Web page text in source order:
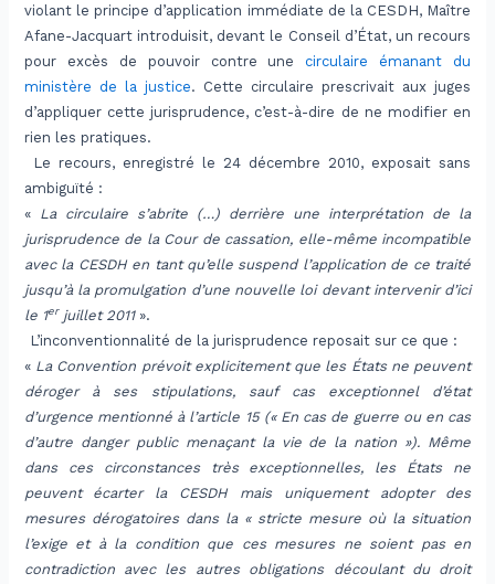
violant le principe d’application immédiate de la CESDH, Maître
Afane-Jacquart introduisit, devant le Conseil d’État, un recours
pour excès de pouvoir contre une circulaire émanant du
ministère de la justice. Cette circulaire prescrivait aux juges
d’appliquer cette jurisprudence, c’est-à-dire de ne modifier en
rien les pratiques.
Le recours, enregistré le 24 décembre 2010, exposait sans
ambiguïté :
« La circulaire s’abrite (…) derrière une interprétation de la
jurisprudence de la Cour de cassation, elle-même incompatible
avec la CESDH en tant qu’elle suspend l’application de ce traité
jusqu’à la promulgation d’une nouvelle loi devant intervenir d’ici
le 1erjuillet 2011».
L’inconventionnalité de la jurisprudence reposait sur ce que :
« La Convention prévoit explicitement que les États ne peuvent
déroger à ses stipulations, sauf cas exceptionnel d’état
d’urgence mentionné à l’article 15 (« En cas de guerre ou en cas
d’autre danger public menaçant la vie de la nation »). Même
dans ces circonstances très exceptionnelles, les États ne
peuvent écarter la CESDH mais uniquement adopter des
mesures dérogatoires dans la « stricte mesure où la situation
l’exige et à la condition que ces mesures ne soient pas en
contradiction avec les autres obligations découlant du droit